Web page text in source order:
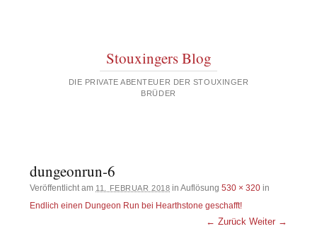
Stouxingers Blog
DIE PRIVATE ABENTEUER DER STOUXINGER
BRÜDER
dungeonrun-6
Veröffentlicht am 11. FEBRUAR 2018 in Auflösung530 × 320 in
Endlich einen Dungeon Run bei Hearthstone geschafft!
← Zurück Weiter →